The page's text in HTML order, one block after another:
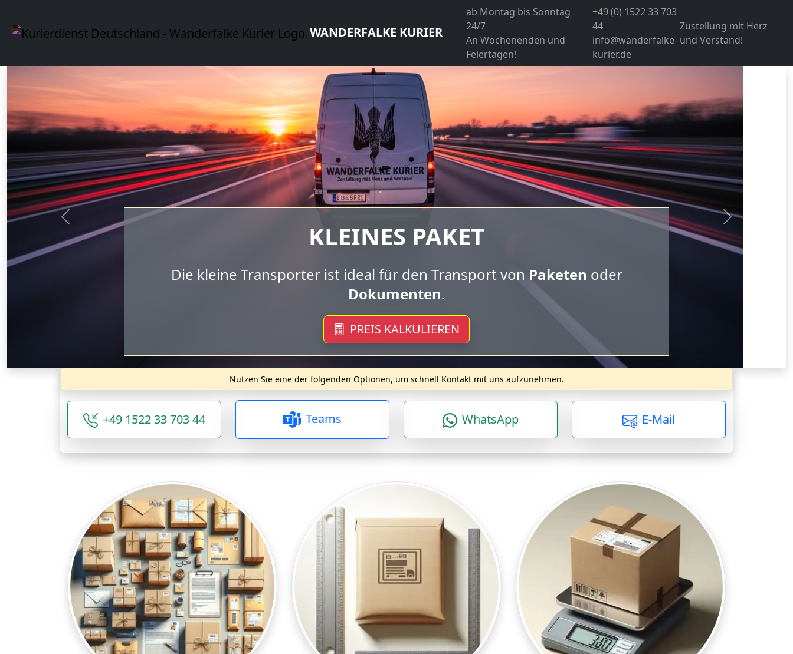
WANDERFALKE KURIER
ab Montag bis Sonntag
24/7
An Wochenenden und
Feiertagen!
+49 (0) 1522 33 703
44
info@wanderfalke-
kurier.de
Zustellung mit Herz
und Verstand!
MITTLERES PAKET
Der mittlere Transporter ist geeignet für bis zu 2 Europaletten
PREIS KALKULIEREN
Vorherige Nächste
Nutzen Sie eine der folgenden Optionen, um schnell Kontakt mit uns aufzunehmen.
+49 1522 33 703 44 Teams WhatsApp E-Mail